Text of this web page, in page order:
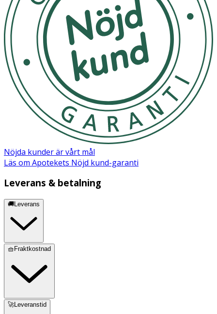
Nöjda kunder är vårt mål
Läs om Apotekets Nöjd kund-garanti
Leverans & betalning
🚚Leverans
🧺Fraktkostnad
🚀Leveranstid